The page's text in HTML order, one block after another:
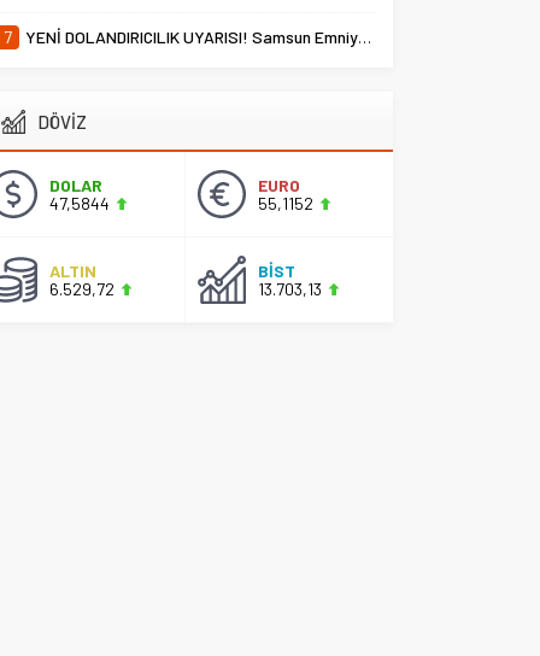
7 YENİ DOLANDIRICILIK UYARISI! Samsun Emniyet Müdürlüğü Uyardı
DÖVİZ
DOLAR
47,5844
EURO
55,1152
ALTIN
6.529,72
BİST
13.703,13